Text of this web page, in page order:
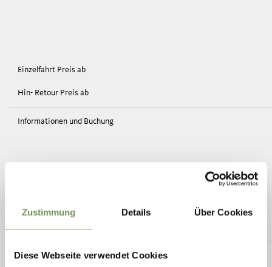
Zustimmung Details Über Cookies
Diese Webseite verwendet Cookies